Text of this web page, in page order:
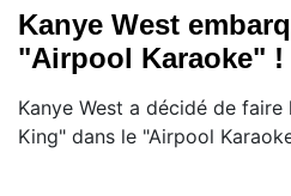
Kanye West
"Airpool Karaoke" !
Kanye West a décidé de faire
King" dans le "Airpool